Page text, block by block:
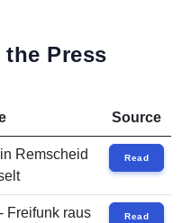
Press
Source
Remscheid
Read
Freifunk raus
Read